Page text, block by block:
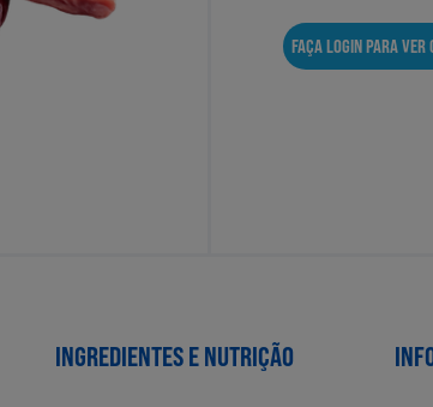
FAÇA LOGIN PARA VER
INGREDIENTES E NUTRIÇÃO